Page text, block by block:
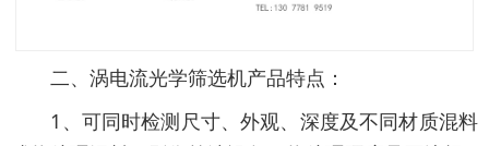
二、涡电流光学筛选机产品特点：
1、可同时检测尺寸、外观、深度及不同材质混料